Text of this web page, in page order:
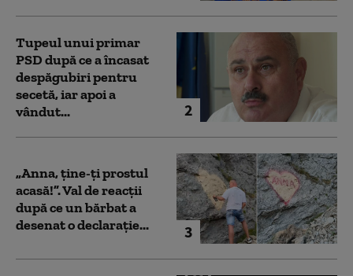
2
Tupeul unui primar
PSD după ce a încasat
despăgubiri pentru
secetă, iar apoi a
vândut...
3
„Anna, ţine-ţi prostul
acasă!”. Val de reacții
după ce un bărbat a
desenat o declarație...